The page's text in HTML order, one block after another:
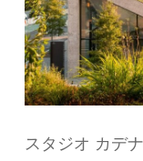
スタジオ カデ